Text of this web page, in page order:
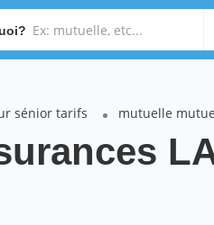
sénior tarifs mutuelle